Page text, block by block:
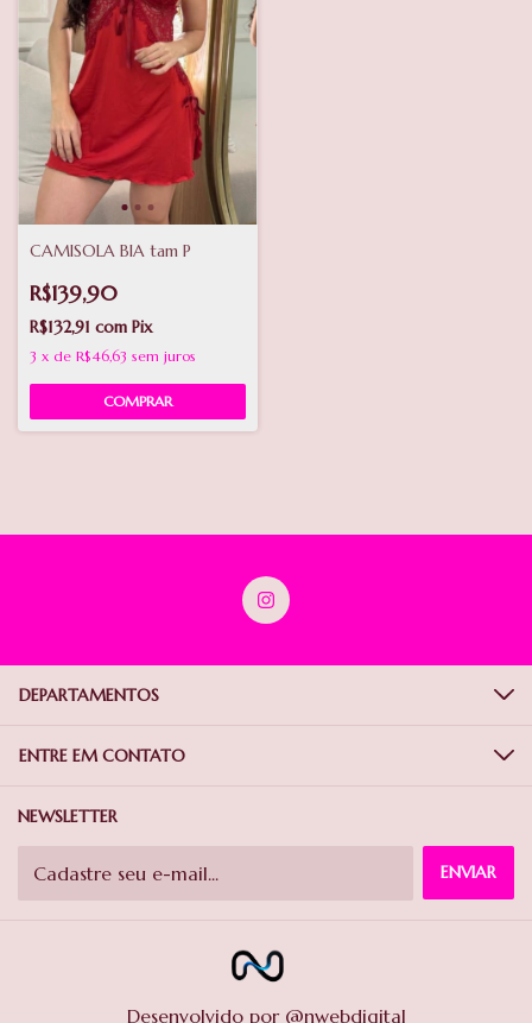
CAMISOLA BIA tam P
R$139,90
R$132,91 com Pix
3 x de R$46,63 sem juros
COMPRAR
DEPARTAMENTOS
ENTRE EM CONTATO
NEWSLETTER
Desenvolvido por @nwebdigital